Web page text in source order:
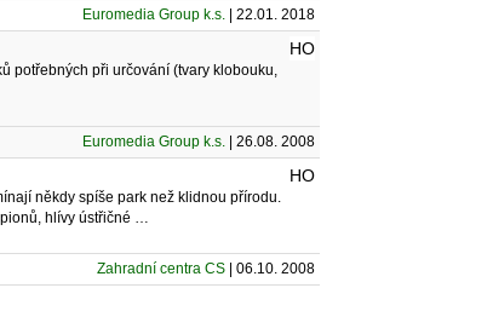
Euromedia Group k.s. | 22.01. 2018
HO
potřebných při určování (tvary klobouku,
Euromedia Group k.s. | 26.08. 2008
HO
někdy spíše park než klidnou přírodu.
hlívy ústřičné …
Zahradní centra CS | 06.10. 2008